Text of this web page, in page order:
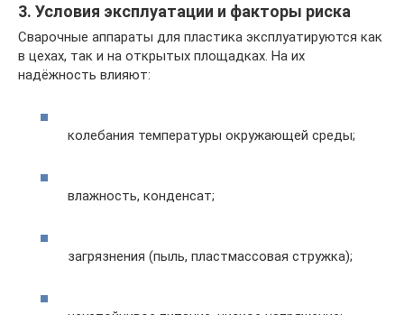
3. Условия эксплуатации и факторы риска
Сварочные аппараты для пластика эксплуатируются как
в цехах, так и на открытых площадках. На их
надёжность влияют:
колебания температуры окружающей среды;
влажность, конденсат;
загрязнения (пыль, пластмассовая стружка);